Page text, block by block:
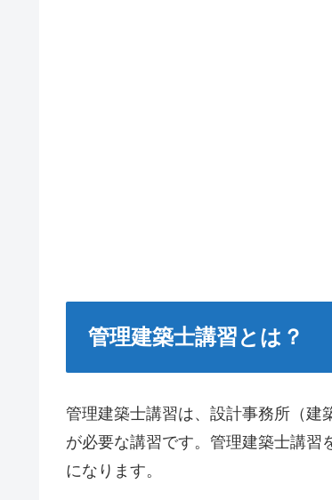
管理建築士講習とは？
管理建築士講習は、設計事務所（建
が必要な講習です。管理建築士講習
になります。